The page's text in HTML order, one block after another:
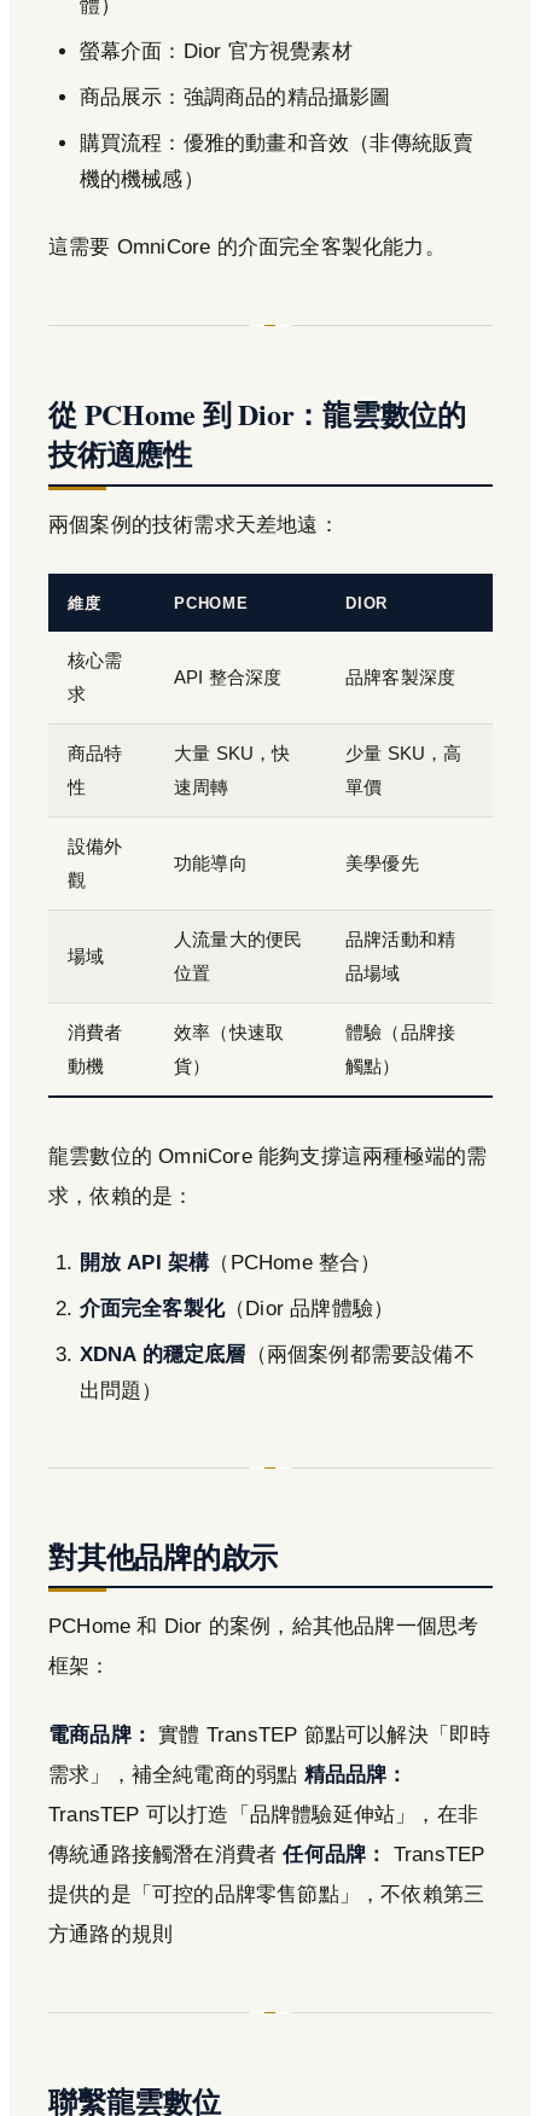
體）
螢幕介面：Dior 官方視覺素材
商品展示：強調商品的精品攝影圖
購買流程：優雅的動畫和音效（非傳統販賣
機的機械感）
這需要 OmniCore 的介面完全客製化能力。
從 PCHome 到 Dior：龍雲數位的
技術適應性
兩個案例的技術需求天差地遠：
維度 PCHOME DIOR
核心需
求
API 整合深度 品牌客製深度
商品特
性
大量 SKU，快
速周轉
少量 SKU，高
單價
設備外
觀
功能導向 美學優先
場域
人流量大的便民
位置
品牌活動和精
品場域
消費者
動機
效率（快速取
貨）
體驗（品牌接
觸點）
龍雲數位的 OmniCore 能夠支撐這兩種極端的需
求，依賴的是：
開放 API 架構（PCHome 整合）
介面完全客製化（Dior 品牌體驗）
XDNA 的穩定底層 （兩個案例都需要設備不
出問題）
對其他品牌的啟示
PCHome 和 Dior 的案例，給其他品牌一個思考
框架：
電商品牌： 實體 TransTEP 節點可以解決「即時
需求」，補全純電商的弱點 精品品牌：
TransTEP 可以打造「品牌體驗延伸站」，在非
傳統通路接觸潛在消費者任何品牌：
TransTEP
提供的是「可控的品牌零售節點」，不依賴第三
方通路的規則
聯繫龍雲數位